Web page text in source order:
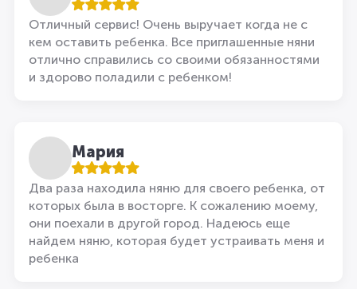
Отличный сервис! Очень выручает когда не с
кем оставить ребенка. Все приглашенные няни
отлично справились со своими обязанностями
и здорово поладили с ребенком!
Мария
Два раза находила няню для своего ребенка, от
которых была в восторге. К сожалению моему,
они поехали в другой город. Надеюсь еще
найдем няню, которая будет устраивать меня и
ребенка